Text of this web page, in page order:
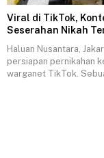
Viral di TikTok,
Seserahan Nikah
Haluan Nusantara,
persiapan pernikahan
warganet TikTok.